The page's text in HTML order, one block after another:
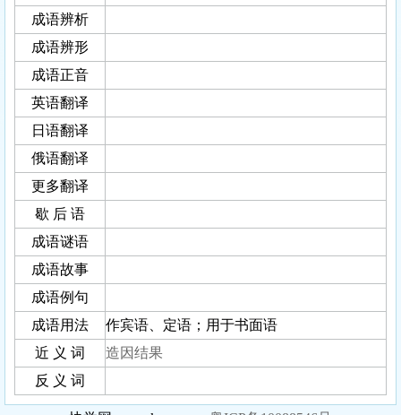
成语辨析
成语辨形
成语正音
英语翻译
日语翻译
俄语翻译
更多翻译
歇 后 语
成语谜语
成语故事
成语例句
成语用法
作宾语、定语；用于书面语
近 义 词
造因结果
反 义 词